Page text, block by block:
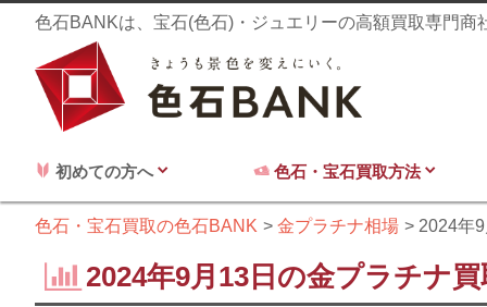
色石BANKは、宝石(色石)・ジュエリーの高額買取専門商
初めての方へ 色石・宝石買取方法
色石・宝石買取の色石BANK 金プラチナ相場 2024年9
2024年9月13日の金プラチナ